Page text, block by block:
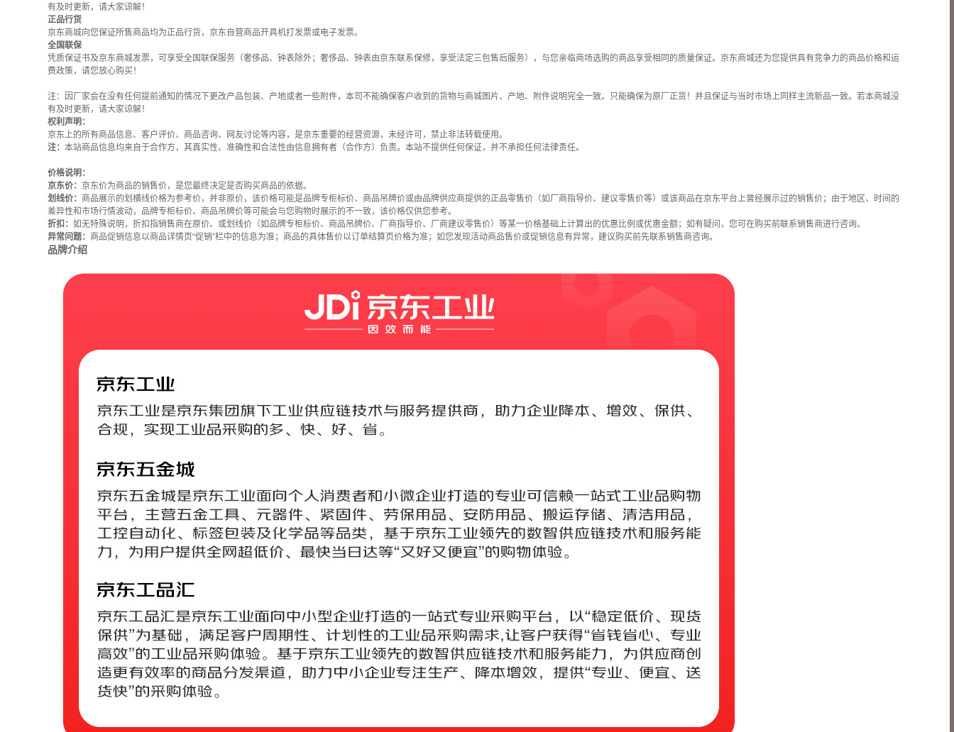
有及时更新，请大家谅解！
正品行货
京东商城向您保证所售商品均为正品行货，京东自营商品开具机打发票或电子发票。
全国联保
凭质保证书及京东商城发票，可享受全国联保服务（奢侈品、钟表除外；奢侈品、钟表由京东联系保修，享受法定三包售后服务），与您亲临商场选购的商品享受相同的质量保证。京东商城还为您提供具有竞争力的商品价格和运
费政策，请您放心购买！
注：因厂家会在没有任何提前通知的情况下更改产品包装、产地或者一些附件，本司不能确保客户收到的货物与商城图片、产地、附件说明完全一致。只能确保为原厂正货！并且保证与当时市场上同样主流新品一致。若本商城没
有及时更新，请大家谅解！
权利声明：
京东上的所有商品信息、客户评价、商品咨询、网友讨论等内容，是京东重要的经营资源，未经许可，禁止非法转载使用。
注： 本站商品信息均来自于合作方，其真实性、准确性和合法性由信息拥有者（合作方）负责。本站不提供任何保证，并不承担任何法律责任。
价格说明：
京东价： 京东价为商品的销售价，是您最终决定是否购买商品的依据。
划线价： 商品展示的划横线价格为参考价，并非原价，该价格可能是品牌专柜标价、商品吊牌价或由品牌供应商提供的正品零售价（如厂商指导价、建议零售价等）或该商品在京东平台上曾经展示过的销售价；由于地区、时间的
差异性和市场行情波动，品牌专柜标价、商品吊牌价等可能会与您购物时展示的不一致，该价格仅供您参考。
折扣： 如无特殊说明，折扣指销售商在原价、或划线价（如品牌专柜标价、商品吊牌价、厂商指导价、厂商建议零售价）等某一价格基础上计算出的优惠比例或优惠金额；如有疑问，您可在购买前联系销售商进行咨询。
异常问题： 商品促销信息以商品详情页“促销”栏中的信息为准；商品的具体售价以订单结算页价格为准；如您发现活动商品售价或促销信息有异常，建议购买前先联系销售商咨询。
品牌介绍